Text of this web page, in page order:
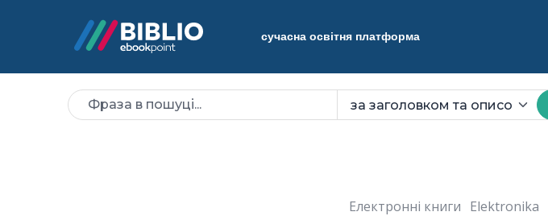
сучасна освітня платформа
Електронні книги Elektronika